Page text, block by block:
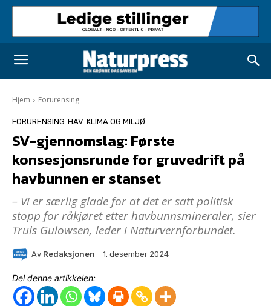
Hjem Forurensing
FORURENSING HAV KLIMA OG MILJØ
SV-gjennomslag: Første
konsesjonsrunde for gruvedrift på
havbunnen er stanset
– Vi er særlig glade for at det er satt politisk
stopp for råkjøret etter havbunnsmineraler, sier
Truls Gulowsen, leder i Naturvernforbundet.
Av Redaksjonen 1. desember 2024
Del denne artikkelen: